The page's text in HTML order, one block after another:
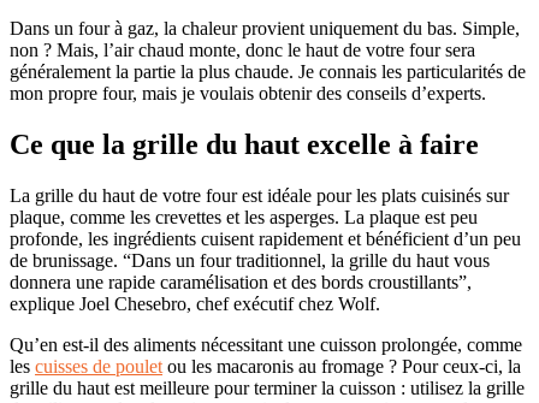
Dans un four à gaz, la chaleur provient uniquement du bas. Simple,
non ? Mais, l’air chaud monte, donc le haut de votre four sera
généralement la partie la plus chaude. Je connais les particularités de
mon propre four, mais je voulais obtenir des conseils d’experts.
Ce que la grille du haut excelle à faire
La grille du haut de votre four est idéale pour les plats cuisinés sur
plaque, comme les crevettes et les asperges. La plaque est peu
profonde, les ingrédients cuisent rapidement et bénéficient d’un peu
de brunissage. “Dans un four traditionnel, la grille du haut vous
donnera une rapide caramélisation et des bords croustillants”,
explique Joel Chesebro, chef exécutif chez Wolf.
Qu’en est-il des aliments nécessitant une cuisson prolongée, comme
les cuisses de poulet ou les macaronis au fromage ? Pour ceux-ci, la
grille du haut est meilleure pour terminer la cuisson : utilisez la grille